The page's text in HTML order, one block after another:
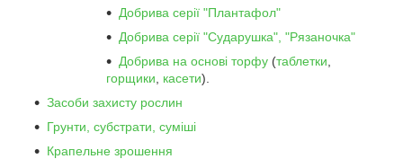
Добрива серії "Плантафол"
Добрива серії "Сударушка", "Рязаночка"
Добрива на основі торфу (таблетки,
горщики, касети).
Засоби захисту рослин
Грунти, субстрати, суміші
Крапельне зрошення